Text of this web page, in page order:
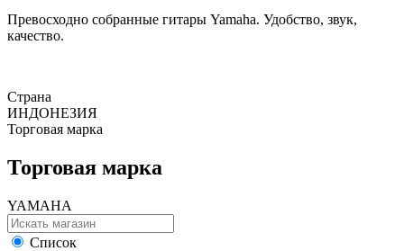
Превосходно собранные гитары Yamaha. Удобство, звук,
качество.
Страна
ИНДОНЕЗИЯ
Торговая марка
Торговая марка
YAMAHA
Список